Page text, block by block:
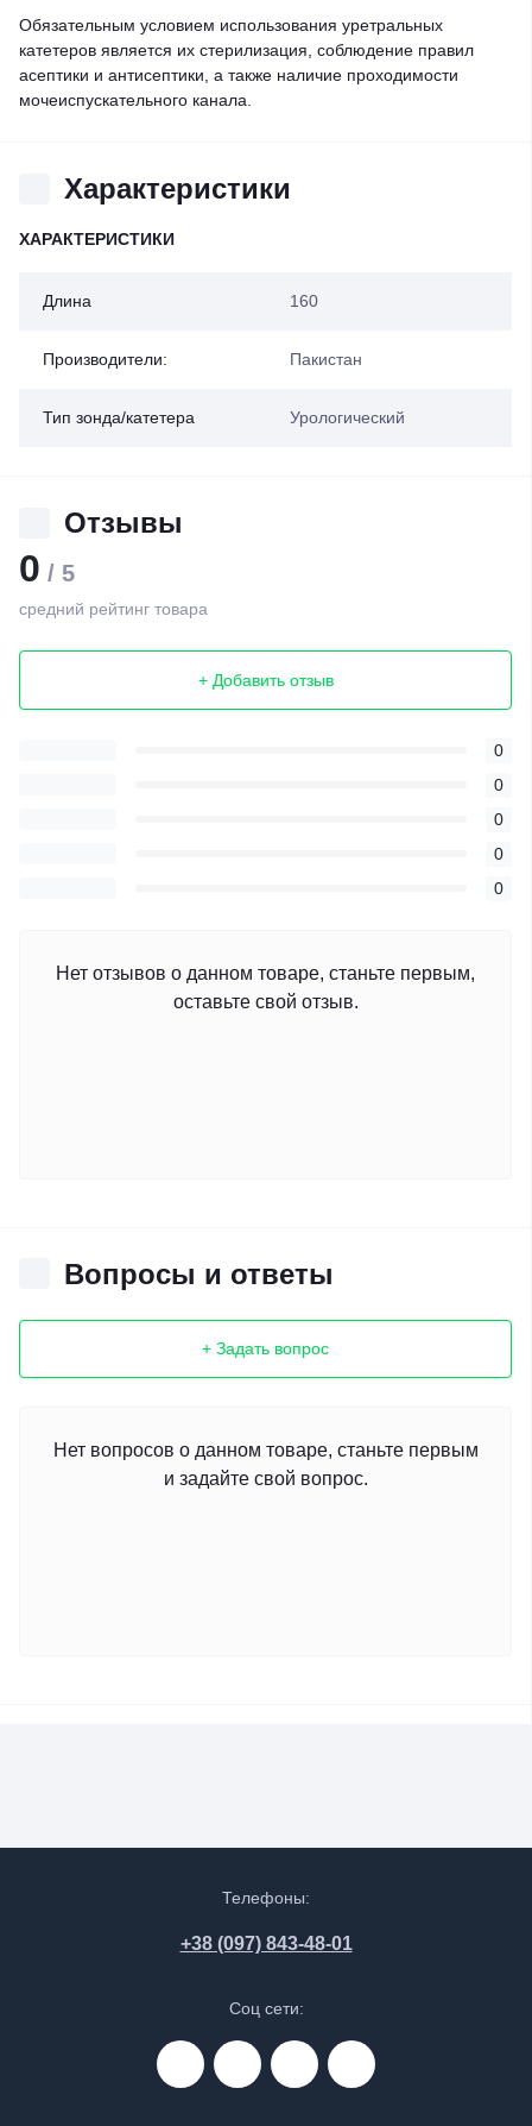
Обязательным условием использования уретральных
катетеров является их стерилизация, соблюдение правил
асептики и антисептики, а также наличие проходимости
мочеиспускательного канала.
Характеристики
ХАРАКТЕРИСТИКИ
Длина 160
Производители: Пакистан
Тип зонда/катетера Урологический
Отзывы
0 / 5
средний рейтинг товара
+ Добавить отзыв
0
0
0
0
0
Нет отзывов о данном товаре, станьте первым,
оставьте свой отзыв.
Вопросы и ответы
+ Задать вопрос
Нет вопросов о данном товаре, станьте первым
и задайте свой вопрос.
Телефоны:
+38 (097) 843-48-01
Соц сети: